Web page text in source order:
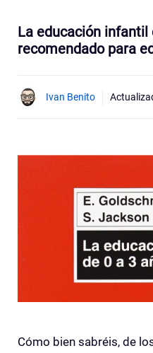
La educación infantil
recomendado para
Ivan Benito
Cómo bien sabréis, de